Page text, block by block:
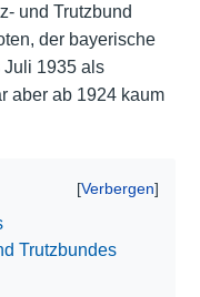
und Trutzbund
der bayerische
Juli 1935 als
aber ab 1924 kaum
Trutzbundes